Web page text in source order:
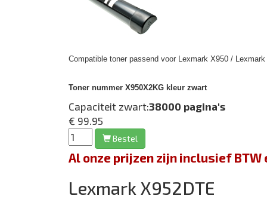
Compatible toner passend voor Lexmark X950 /
Toner nummer X950X2KG kleur zwart
Capaciteit zwart:38000 pagina's
€ 99.95
Bestel
Al onze prijzen zijn inclusief
Lexmark X952DTE